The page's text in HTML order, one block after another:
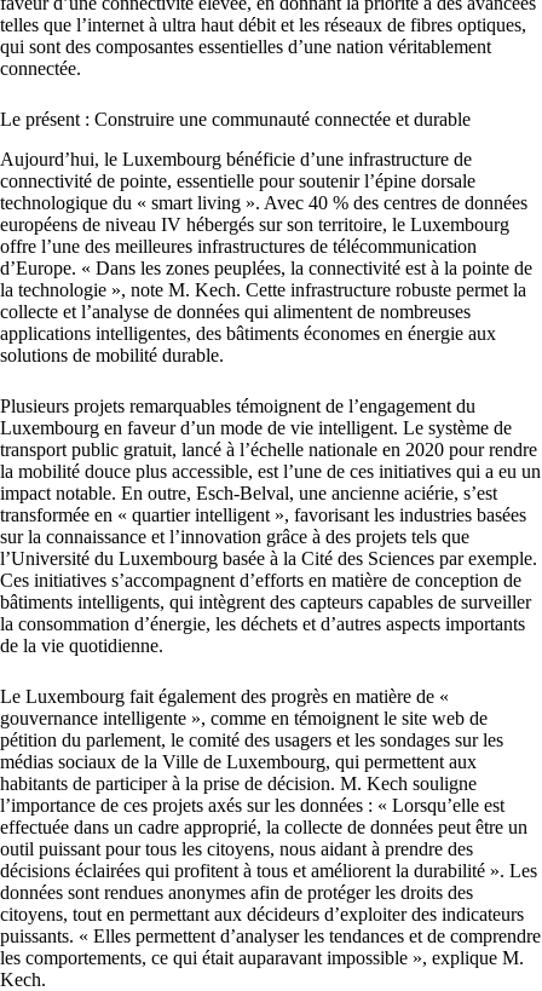
telles que l’internet à ultra haut débit et les réseaux de fibres optiques,
qui sont des composantes essentielles d’une nation véritablement
connectée.
Le présent : Construire une communauté connectée et durable
Aujourd’hui, le Luxembourg bénéficie d’une infrastructure de
connectivité de pointe, essentielle pour soutenir l’épine dorsale
technologique du « smart living ». Avec 40 % des centres de données
européens de niveau IV hébergés sur son territoire, le Luxembourg
offre l’une des meilleures infrastructures de télécommunication
d’Europe. « Dans les zones peuplées, la connectivité est à la pointe de
la technologie », note M. Kech. Cette infrastructure robuste permet la
collecte et l’analyse de données qui alimentent de nombreuses
applications intelligentes, des bâtiments économes en énergie aux
solutions de mobilité durable.
Plusieurs projets remarquables témoignent de l’engagement du
Luxembourg en faveur d’un mode de vie intelligent. Le système de
transport public gratuit, lancé à l’échelle nationale en 2020 pour rendre
la mobilité douce plus accessible, est l’une de ces initiatives qui a eu un
impact notable. En outre, Esch-Belval, une ancienne aciérie, s’est
transformée en « quartier intelligent », favorisant les industries basées
sur la connaissance et l’innovation grâce à des projets tels que
l’Université du Luxembourg basée à la Cité des Sciences par exemple.
Ces initiatives s’accompagnent d’efforts en matière de conception de
bâtiments intelligents, qui intègrent des capteurs capables de surveiller
la consommation d’énergie, les déchets et d’autres aspects importants
de la vie quotidienne.
Le Luxembourg fait également des progrès en matière de «
gouvernance intelligente », comme en témoignent le site web de
pétition du parlement, le comité des usagers et les sondages sur les
médias sociaux de la Ville de Luxembourg, qui permettent aux
habitants de participer à la prise de décision. M. Kech souligne
l’importance de ces projets axés sur les données : « Lorsqu’elle est
effectuée dans un cadre approprié, la collecte de données peut être un
outil puissant pour tous les citoyens, nous aidant à prendre des
décisions éclairées qui profitent à tous et améliorent la durabilité ». Les
données sont rendues anonymes afin de protéger les droits des
citoyens, tout en permettant aux décideurs d’exploiter des indicateurs
puissants. « Elles permettent d’analyser les tendances et de comprendre
les comportements, ce qui était auparavant impossible », explique M.
Kech.